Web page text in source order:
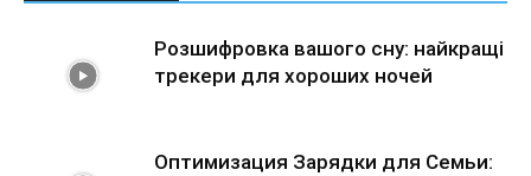
Розшифровка вашого сну: найкращі
трекери для хороших ночей
Оптимизация Зарядки для Семьи: